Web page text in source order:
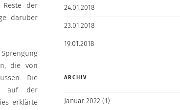
Reste der
darüber
die von
Die
auf der
erklärte
24.01.2018
23.01.2018
19.01.2018
ARCHIV
Januar 2022 (1)